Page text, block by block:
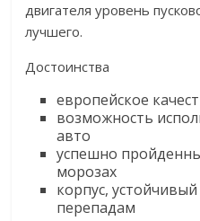
двигателя уровень
лучшего.
Достоинства
европейское
возможность
авто
успешно
морозах
корпус,
перепадам